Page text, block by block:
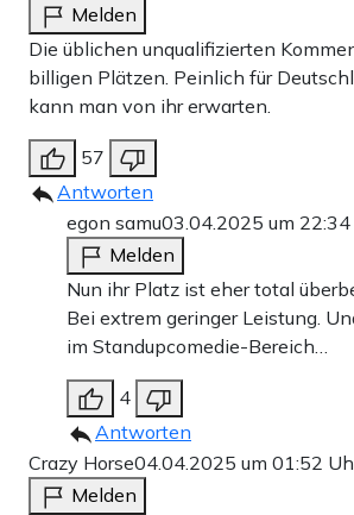
Melden
Die üblichen unqualifizierten
billigen Plätzen. Peinlich für
kann man von ihr erwarten.
57
Antworten
egon samu03.04.2025 um
Melden
Nun ihr Platz ist eher total
Bei extrem geringer Leistung.
im Standupcomedie-Bereich…
4
Antworten
Crazy Horse04.04.2025 um 01:52
Melden